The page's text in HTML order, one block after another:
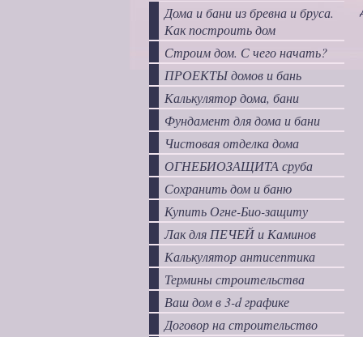
Дома и бани из бревна и бруса.
Как построить дом
Строим дом. С чего начать?
ПРОЕКТЫ домов и бань
Калькулятор дома, бани
Фундамент для дома и бани
Чистовая отделка дома
ОГНЕБИОЗАЩИТА сруба
Сохранить дом и баню
Купить Огне-Био-защиту
Лак для ПЕЧЕЙ и Каминов
Калькулятор антисептика
Термины строительства
Ваш дом в 3-d графике
Договор на строительство